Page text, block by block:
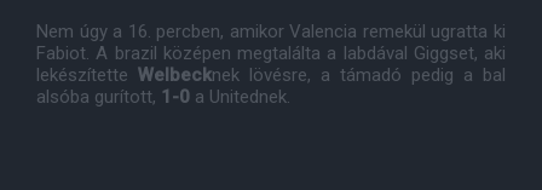
Nem úgy a 16. percben, amikor Valencia remekül ugratta ki
Fabiot. A brazil középen megtalálta a labdával Giggset, aki
lekészítette Welbecknek lövésre, a támadó pedig a bal
alsóba gurított, 1-0 a Unitednek.